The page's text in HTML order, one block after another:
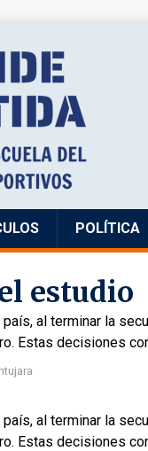
POLÍTICA
estudio
al terminar la
Estas decisiones
al terminar la
Estas decisiones